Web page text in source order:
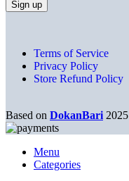
Terms of Service
Privacy Policy
Store Refund Policy
Based on DokanBari 2025
Menu
Categories